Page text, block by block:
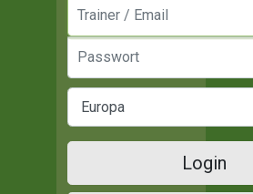
Login